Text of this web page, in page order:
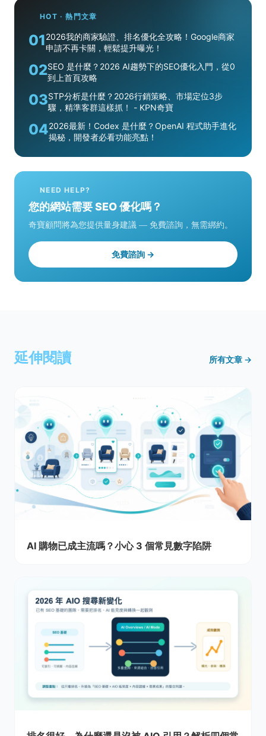
HOT · 熱門文章
012026我的商家驗證、排名優化全攻略！Google商家
申請不再卡關，輕鬆提升曝光！
02SEO 是什麼？2026 AI趨勢下的SEO優化入門，從0
到上首頁攻略
03STP分析是什麼？2026行銷策略、市場定位3步
驟，精準客群這樣抓！ - KPN奇寶
042026最新！Codex 是什麼？OpenAI 程式助手進化
揭秘，開發者必看功能亮點！
NEED HELP?
您的網站需要 SEO 優化嗎？
奇寶顧問將為您提供量身建議 — 免費諮詢，無需綁約。
免費諮詢 →
延伸閱讀 所有文章 →
AI 購物已成主流嗎？小心 3 個常見數字陷阱